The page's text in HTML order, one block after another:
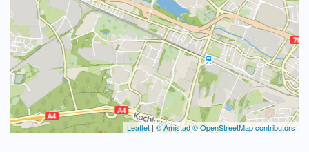
Leaflet |© Amistad© OpenStreetMap contributors